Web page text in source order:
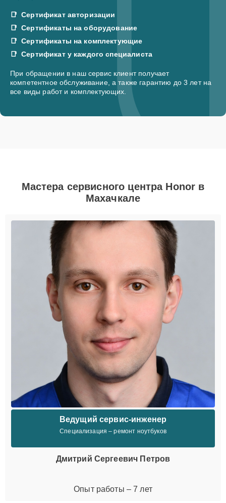
Сертификат авторизации
Сертификаты на оборудование
Сертификаты на комплектующие
Сертификат у каждого специалиста
При обращении в наш сервис клиент получает
компетентное обслуживание, а также гарантию до 3 лет на
все виды работ и комплектующих.
Мастера сервисного центра Honor в
Махачкале
Ведущий сервис-инженер
Специализация – ремонт ноутбуков
Дмитрий Сергеевич Петров
Опыт работы – 7 лет